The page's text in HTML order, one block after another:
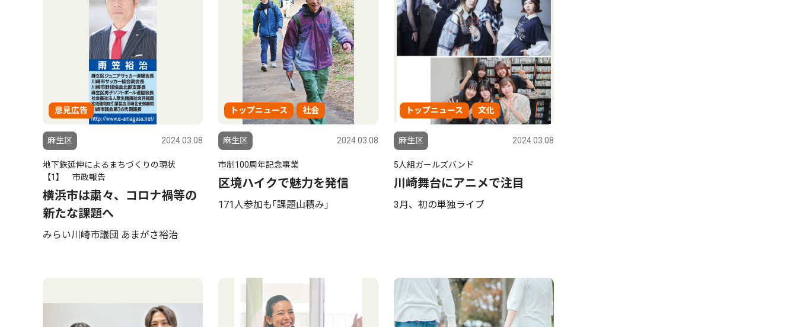
意見広告
麻生区 2024.03.08
地下鉄延伸によるまちづくりの現状
【1】 市政報告
横浜市は粛々、コロナ禍等の
新たな課題へ
みらい川崎市議団 あまがさ裕治
トップニュース 社会
麻生区 2024.03.08
市制100周年記念事業
区境ハイクで魅力を発信
171人参加も｢課題山積み｣
トップニュース 文化
麻生区 2024.03.08
5人組ガールズバンド
川崎舞台にアニメで注目
3月、初の単独ライブ